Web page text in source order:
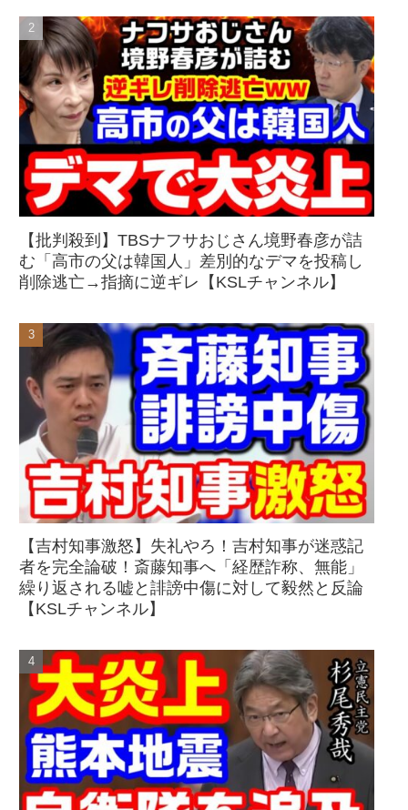
【批判殺到】TBSナフサおじさん境野春彦が詰
む「高市の父は韓国人」差別的なデマを投稿し
削除逃亡→指摘に逆ギレ【KSLチャンネル】
【吉村知事激怒】失礼やろ！吉村知事が迷惑記
者を完全論破！斎藤知事へ「経歴詐称、無能」
繰り返される嘘と誹謗中傷に対して毅然と反論
【KSLチャンネル】